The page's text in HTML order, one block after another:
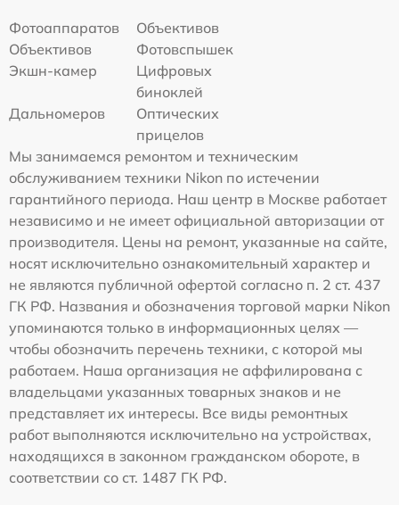
Фотоаппаратов
Объективов
Объективов
Фотовспышек
Экшн-камер
Цифровых
биноклей
Дальномеров
Оптических
прицелов
Мы занимаемся ремонтом и техническим
обслуживанием техники Nikon по истечении
гарантийного периода. Наш центр в Москве работает
независимо и не имеет официальной авторизации от
производителя. Цены на ремонт, указанные на сайте,
носят исключительно ознакомительный характер и
не являются публичной офертой согласно п. 2 ст. 437
ГК РФ. Названия и обозначения торговой марки Nikon
упоминаются только в информационных целях —
чтобы обозначить перечень техники, с которой мы
работаем. Наша организация не аффилирована с
владельцами указанных товарных знаков и не
представляет их интересы. Все виды ремонтных
работ выполняются исключительно на устройствах,
находящихся в законном гражданском обороте, в
соответствии со ст. 1487 ГК РФ.